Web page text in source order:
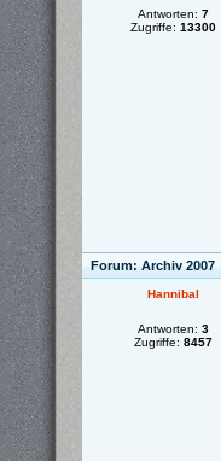
Antworten: 7
Zugriffe: 13300
Forum: Archiv 2007
Hannibal
Antworten: 3
Zugriffe: 8457